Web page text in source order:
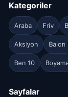
Kategoriler
Araba Friv
Aksiyon Balon
Ben 10
Sayfalar